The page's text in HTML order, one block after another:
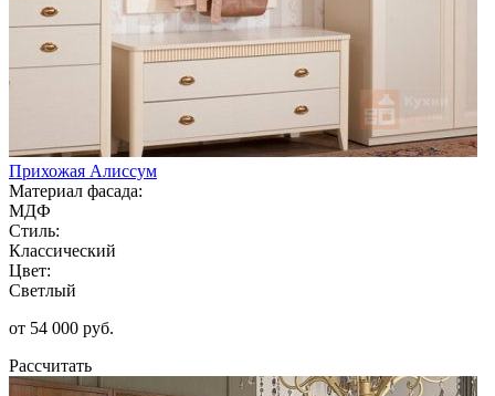
Прихожая Алиссум
Материал фасада:
МДФ
Стиль:
Классический
Цвет:
Светлый
от 54 000 руб.
Рассчитать